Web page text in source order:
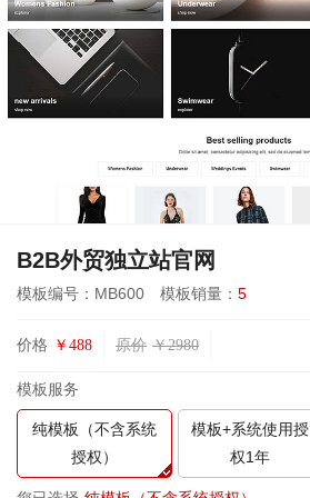
B2B外贸独立站官网
模板编号：MB600 模板销量： 5
价格 ￥ 488 原价 ￥2980
模板服务
纯模板（不含系统
授权）
模板+系统使用授
权1年